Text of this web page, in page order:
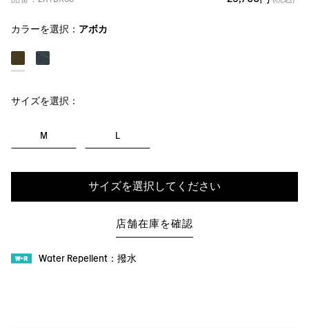
カラーを選択： アボカ
サイズを選択：
M L
サイズを選択してください
店舗在庫を確認
Water Repellent：撥水